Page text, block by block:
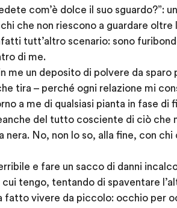
com’è dolce il suo sguardo?”:
che non riescono a guardare oltre
tutt’altro scenario: sono
di me.
me un deposito di polvere da sparo
tira – perché ogni relazione mi
a me di qualsiasi pianta in fase di
del tutto cosciente di ciò che
No, non lo so, alla fine, con chi
e fare un sacco di danni
tengo, tentando di spaventare
fatto vivere da piccolo: occhio per